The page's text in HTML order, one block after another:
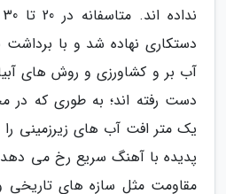
دستکاری نهاده شد و با
آب بر و کشاورزی و روش های
دست رفته اند؛ به طوری که در
یک متر افت آب های زیرزمینی
پدیده با آهنگ سریع رخ می
مقاومت مثل سازه های تاریخی